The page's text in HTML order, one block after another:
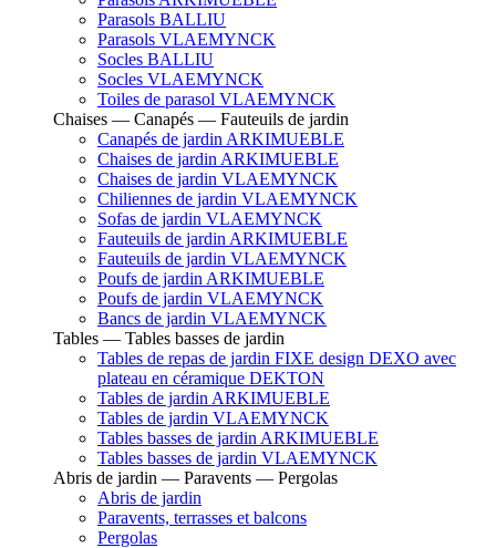
Parasols BALLIU
Parasols VLAEMYNCK
Socles BALLIU
Socles VLAEMYNCK
Toiles de parasol VLAEMYNCK
Chaises — Canapés — Fauteuils de jardin
Canapés de jardin ARKIMUEBLE
Chaises de jardin ARKIMUEBLE
Chaises de jardin VLAEMYNCK
Chiliennes de jardin VLAEMYNCK
Sofas de jardin VLAEMYNCK
Fauteuils de jardin ARKIMUEBLE
Fauteuils de jardin VLAEMYNCK
Poufs de jardin ARKIMUEBLE
Poufs de jardin VLAEMYNCK
Bancs de jardin VLAEMYNCK
Tables — Tables basses de jardin
Tables de repas de jardin FIXE design DEXO avec
plateau en céramique DEKTON
Tables de jardin ARKIMUEBLE
Tables de jardin VLAEMYNCK
Tables basses de jardin ARKIMUEBLE
Tables basses de jardin VLAEMYNCK
Abris de jardin — Paravents — Pergolas
Abris de jardin
Paravents, terrasses et balcons
Pergolas